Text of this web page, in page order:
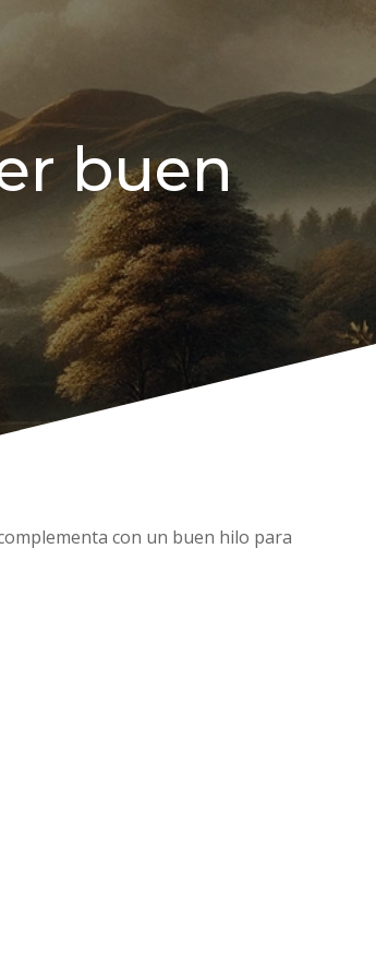
buen
con un buen hilo para